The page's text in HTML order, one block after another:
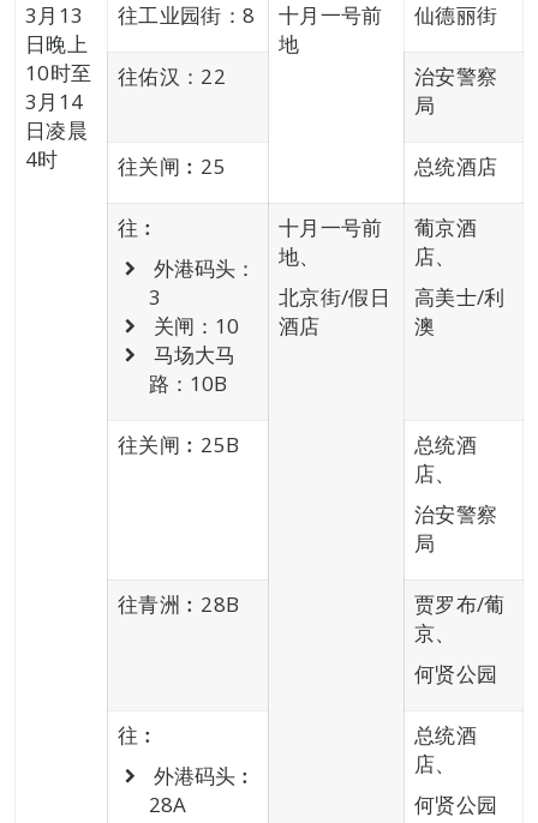
3月13
日晚上
10时至
3月14
日凌晨
4时
往工业园街：8
十月一号前
地
仙德丽街
往佑汉：22
治安警察
局
往关闸︰25 总统酒店
往︰
外港码头：
3
关闸：10
马场大马
路：10B
十月一号前
地、
北京街/假日
酒店
葡京酒
店、
高美士/利
澳
往关闸︰25B
总统酒
店、
治安警察
局
往青洲︰28B
贾罗布/葡
京、
何贤公园
往︰
外港码头︰
28A
总统酒
店、
何贤公园